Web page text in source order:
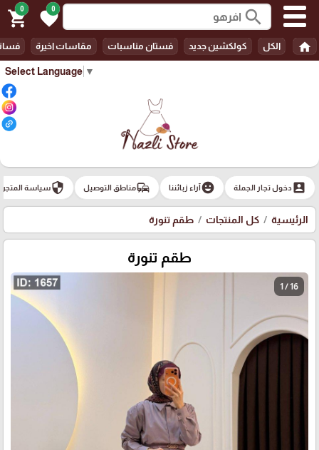
Select Language ▼
search
0
favorite
0
shopping_cart
home الكل كولكشين جديد فستان مناسبات مقاسات اخيرة
account_boxدخول تجار الجملة emoji_emotionsآراء زبائننا commuteمناطق التوصيل securityسياسة المتجر
الرئيسية كل المنتجات طقم تنورة
طقم تنورة
1 / 16